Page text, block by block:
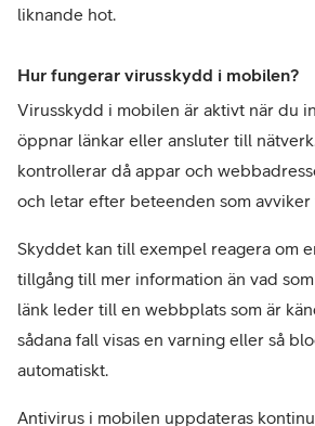
liknande hot.
Hur fungerar virusskydd i mobilen?
Virusskydd i mobilen är aktivt när du
öppnar länkar eller ansluter till
kontrollerar då appar och
och letar efter beteenden som avviker
Skyddet kan till exempel reagera om
tillgång till mer information än vad
länk leder till en webbplats som är
sådana fall visas en varning eller så
automatiskt.
Antivirus i mobilen uppdateras